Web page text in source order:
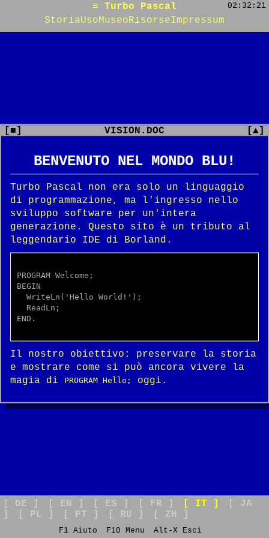
≡ Turbo Pascal
StoriaUsoMuseoRisorseImpressum
02:32:21
[■] VISION.DOC [▲]
BENVENUTO NEL MONDO BLU!
Turbo Pascal non era solo un linguaggio
di programmazione, ma l'ingresso nello
sviluppo software per un'intera
generazione. Questo sito è un tributo al
leggendario IDE di Borland.
PROGRAM Welcome;
BEGIN
END.
Il nostro obiettivo: preservare la storia
e mostrare come si può ancora vivere la
magia di
PROGRAM Hello; oggi.
F1 Aiuto F10 Menu Alt-X Esci
[ DE ] [ EN ] [ ES ] [ FR ] [ IT ]
[ JA
[ PL ] [ PT ] [ RU ] [ ZH ]